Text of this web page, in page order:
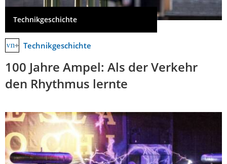
Technikgeschichte
Technikgeschichte
100 Jahre Ampel: Als der Verkehr
den Rhythmus lernte